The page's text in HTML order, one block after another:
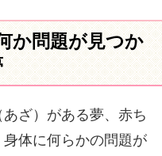
か問題が見つか
ざ）がある夢、赤ち
体に何らかの問題が